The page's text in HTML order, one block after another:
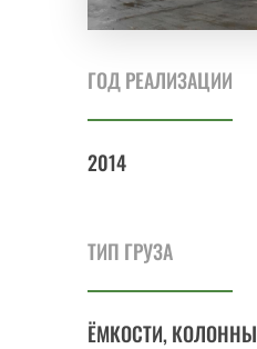
ГОД РЕАЛИЗАЦИИ
2014
ТИП ГРУЗА
ЁМКОСТИ, КОЛОННЫ